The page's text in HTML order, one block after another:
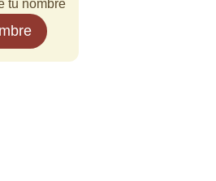
tu nombre